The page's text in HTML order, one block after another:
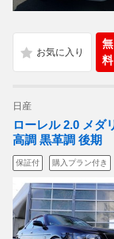
無
料
日産
ローレル 2.0 メダ
高調 黒革調 後期
保証付 購入プラン付き